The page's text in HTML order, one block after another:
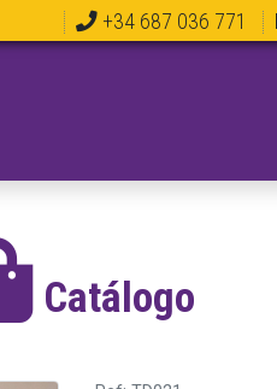
+34 687 036 771
Catálogo